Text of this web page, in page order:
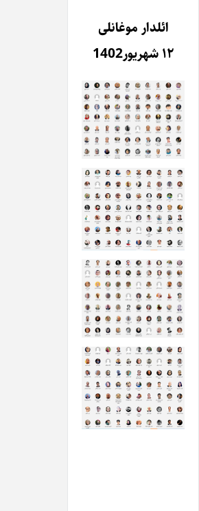
ائلدار موغانلی
۱۲ شهریور1402